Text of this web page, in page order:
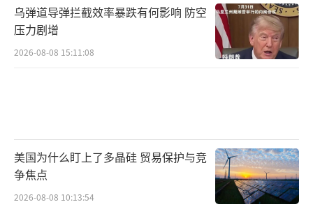
乌弹道导弹拦截效率暴跌有何影响 防空
压力剧增
2026-08-08 15:11:08
美国为什么盯上了多晶硅 贸易保护与竞
争焦点
2026-08-08 10:13:54